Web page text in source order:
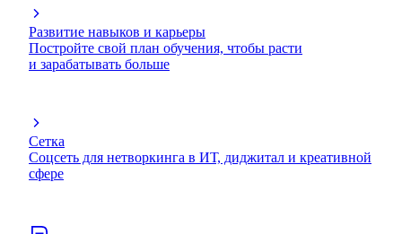
Развитие навыков и карьеры
Постройте свой план обучения, чтобы расти
и зарабатывать больше
Сетка
Соцсеть для нетворкинга в ИТ, диджитал и креативной
сфере